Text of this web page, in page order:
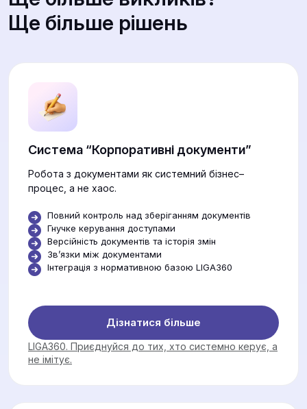
Ще більше рішень
Система “Корпоративні документи”
Робота з документами як системний бізнес–
процес, а не хаос.
Повний контроль над зберіганням документів
Гнучке керування доступами
Версійність документів та історія змін
Звʼязки між документами
Інтеграція з нормативною базою LIGA360
Дізнатися більше
LIGA360. Приєднуйся до тих, хто системно керує, а
не імітує.